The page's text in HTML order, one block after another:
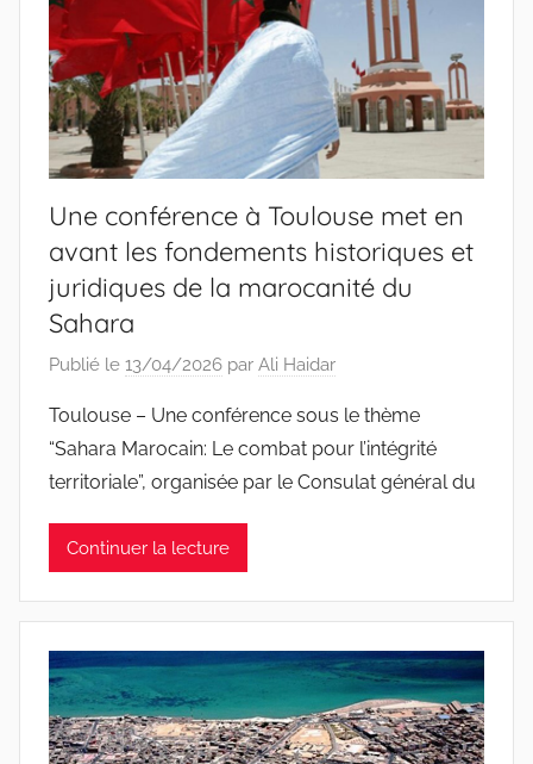
Une conférence à Toulouse met en
avant les fondements historiques et
juridiques de la marocanité du
Sahara
Publié le 13/04/2026 par Ali Haidar
Toulouse – Une conférence sous le thème
“Sahara Marocain: Le combat pour l’intégrité
territoriale”, organisée par le Consulat général du
Continuer la lecture